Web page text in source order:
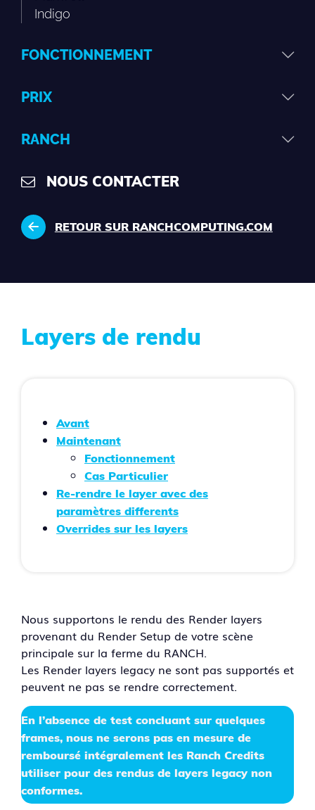
Indigo
FONCTIONNEMENT
PRIX
RANCH
NOUS CONTACTER
RETOUR SUR RANCHCOMPUTING.COM
Layers de rendu
Avant
Maintenant
Fonctionnement
Cas Particulier
Re-rendre le layer avec des
paramètres differents
Overrides sur les layers
Nous supportons le rendu des Render layers
provenant du Render Setup de votre scène
principale sur la ferme du RANCH.
Les Render layers legacy ne sont pas supportés et
peuvent ne pas se rendre correctement.
En l’absence de test concluant sur quelques
frames, nous ne serons pas en mesure de
remboursé intégralement les Ranch Credits
utiliser pour des rendus de layers legacy non
conformes.